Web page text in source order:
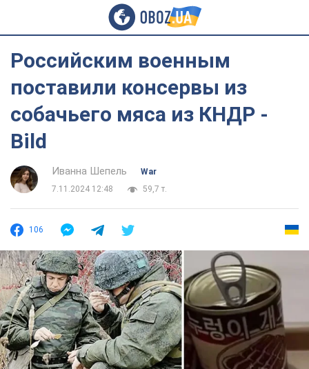
Российским военным
поставили консервы из
собачьего мяса из КНДР -
Bild
Иванна Шепель
War
7.11.2024 12:48
59,7 т.
106